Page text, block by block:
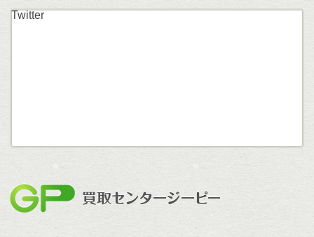
Twitter